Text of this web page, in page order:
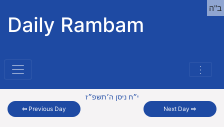
Daily Rambam
⋮
ב"ה
⇦ Previous Day
י״ח ניסן ה׳תשפ״ז
Next Day⇨